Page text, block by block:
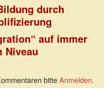
durch
auf immer
Niveau
bitteAnmelden.